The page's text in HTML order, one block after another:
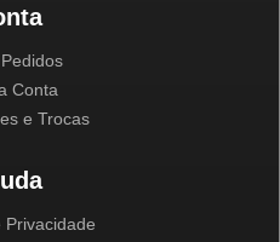
Conta
e Trocas
Privacidade